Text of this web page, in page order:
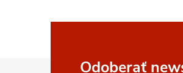
Odoberať